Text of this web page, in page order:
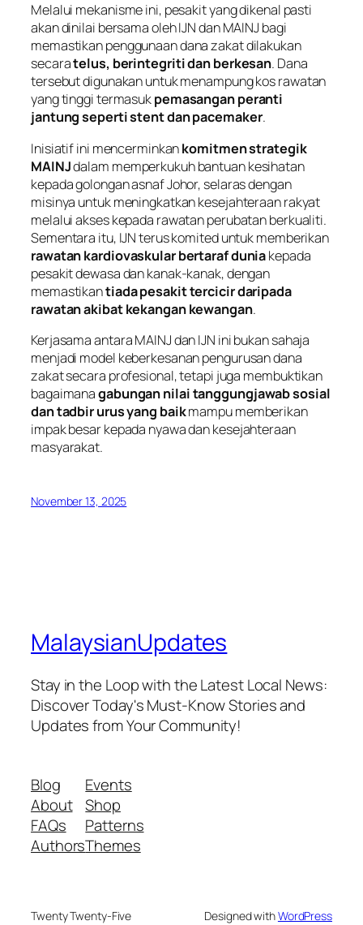
Melalui mekanisme ini, pesakit yang dikenal pasti
akan dinilai bersama oleh IJN dan MAINJ bagi
memastikan penggunaan dana zakat dilakukan
secaratelus, berintegriti dan berkesan. Dana
tersebut digunakan untuk menampung kos rawatan
yang tinggi termasukpemasangan peranti
jantung seperti stent dan pacemaker.
Inisiatif ini mencerminkankomitmen strategik
MAINJdalam memperkukuh bantuan kesihatan
kepada golongan asnaf Johor, selaras dengan
misinya untuk meningkatkan kesejahteraan rakyat
melalui akses kepada rawatan perubatan berkualiti.
Sementara itu, IJN terus komited untuk memberikan
rawatan kardiovaskular bertaraf duniakepada
pesakit dewasa dan kanak-kanak, dengan
memastikantiada pesakit tercicir daripada
rawatan akibat kekangan kewangan.
Kerjasama antara MAINJ dan IJN ini bukan sahaja
menjadi model keberkesanan pengurusan dana
zakat secara profesional, tetapi juga membuktikan
bagaimanagabungan nilai tanggungjawab sosial
dan tadbir urus yang baikmampu memberikan
impak besar kepada nyawa dan kesejahteraan
masyarakat.
November 13, 2025
MalaysianUpdates
Stay in the Loop with the Latest Local News:
Discover Today's Must-Know Stories and
Updates from Your Community!
Blog
About
FAQs
Authors
Events
Shop
Patterns
Themes
Twenty Twenty-Five Designed withWordPress